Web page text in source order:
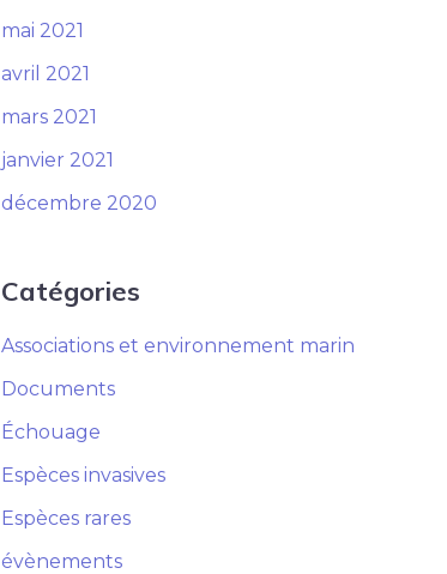
mai 2021
avril 2021
mars 2021
janvier 2021
décembre 2020
Catégories
Associations et environnement marin
Documents
Échouage
Espèces invasives
Espèces rares
évènements